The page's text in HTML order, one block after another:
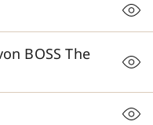
BOSS The